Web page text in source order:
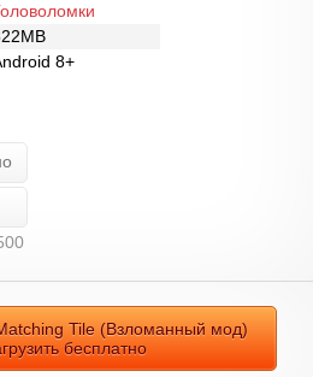
8+
Tile (Взломанный мод)
бесплатно